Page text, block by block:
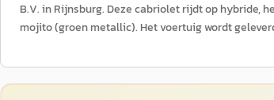
B.V. in Rijnsburg. Deze cabriolet rijdt op hybride,
mojito (groen metallic). Het voertuig wordt